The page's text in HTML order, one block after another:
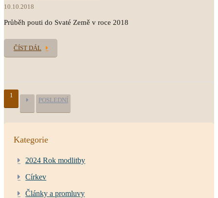
10.10.2018
Průběh pouti do Svaté Země v roce 2018
ČÍST DÁL
1
POSLEDNÍ
Kategorie
2024 Rok modlitby
Církev
Články a promluvy